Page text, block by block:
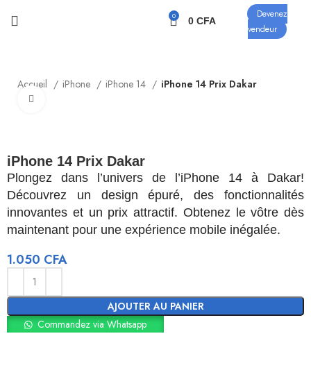
0 0 CFA
Devenez
vendeur
Accueil iPhone iPhone 14 iPhone 14 Prix Dakar
iPhone 14 Prix Dakar
Plongez dans l’univers de l’iPhone 14 à Dakar!
Découvrez un design épuré, des fonctionnalités
innovantes et un prix attractif. Obtenez le vôtre dès
maintenant pour une expérience mobile inégalée.
1.050 CFA
AJOUTER AU PANIER
Commandez via Whatsapp